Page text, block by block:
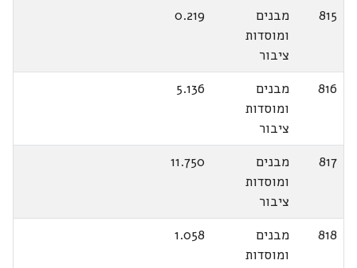
815
מבנים
ומוסדות
ציבור
0.219
816
מבנים
ומוסדות
ציבור
5.136
817
מבנים
ומוסדות
ציבור
11.750
818
מבנים
ומוסדות
1.058